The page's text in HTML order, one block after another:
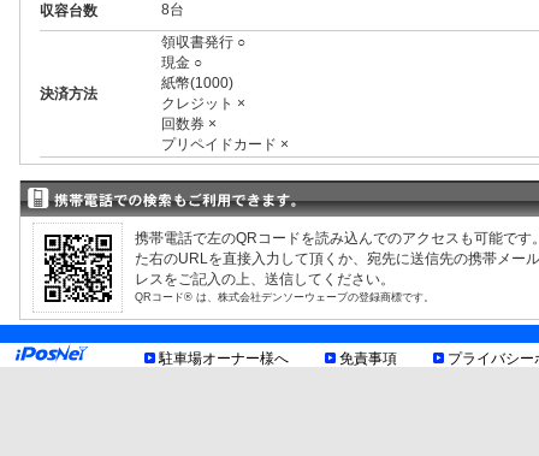
収容台数 8台
決済方法
領収書発行 ○
現金 ○
紙幣(1000)
クレジット ×
回数券 ×
プリペイドカード ×
制限事項
3ナンバー ○
RV ○
1BOX ○
車室・車種により異なる制限有、現地利用規約等をご確
お知らせ
携帯電話で左のQRコードを読み込んでのアクセスも可能です
た右のURLを直接入力して頂くか、宛先に送信先の携帯メー
レスをご記入の上、送信してください。
QRコード® は、株式会社デンソーウェーブの登録商標です。
駐車場オーナー様へ 免責事項 プライバシー